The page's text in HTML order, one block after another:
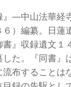
―中山法華経
）編纂。日蓮
』収録遺文１
た。『同書』
布することは